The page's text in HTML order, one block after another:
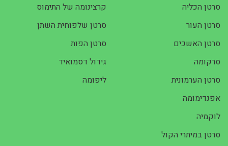
סרטן הכליה
סרטן העור
סרטן האשכים
סרקומה
סרטן הערמונית
קרצינומה של התימוס
סרטן שלפוחית השתן
סרטן הפות
גידול דסמואיד
ליפומה
אפנדימומה
לוקמיה
סרטן במיתרי הקול